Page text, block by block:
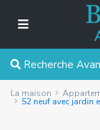
Recherche
La maison
S2 neuf avec jardin